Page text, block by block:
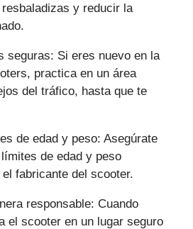
y reducir la
seguras: Si eres nuevo en la
practica en un área
del tráfico, hasta que te
de edad y peso: Asegúrate
de edad y peso
fabricante del scooter.
responsable: Cuando
el scooter en un lugar seguro